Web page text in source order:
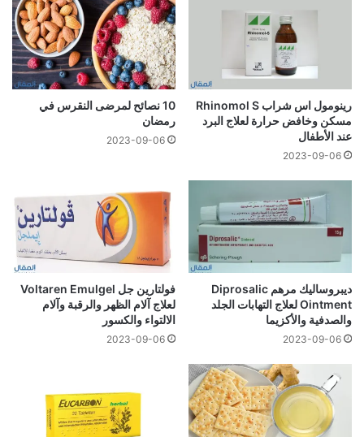
رينومول اس شراب Rhinomol S
مسكن وخافض حرارة لعلاج البرد
عند الأطفال
2023-09-06
10 نصائح لمرضى النقرس في
رمضان
2023-09-06
ديبروساليك مرهم Diprosalic
Ointment لعلاج التهابات الجلد
والصدفية والأكزيما
2023-09-06
فولتارين جل Voltaren Emulgel
لعلاج آلام الظهر والرقبة وآلام
الالتواء والكسور
2023-09-06